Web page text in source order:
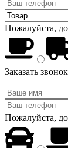
Пожалуйста,
Заказать звонок
Пожалуйста,